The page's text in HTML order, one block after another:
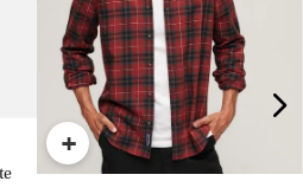
+